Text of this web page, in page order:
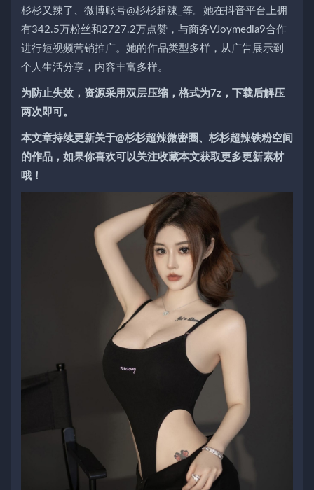
杉杉又辣了、微博账号@杉杉超辣_等。她在抖音平台上拥
有342.5万粉丝和2727.2万点赞，与商务VJoymedia9合作
进行短视频营销推广。她的作品类型多样，从广告展示到
个人生活分享，内容丰富多样。
为防止失效，资源采用双层压缩，格式为7z，下载后解压
两次即可。
本文章持续更新关于@杉杉超辣微密圈、杉杉超辣铁粉空间
的作品，如果你喜欢可以关注收藏本文获取更多更新素材
哦！